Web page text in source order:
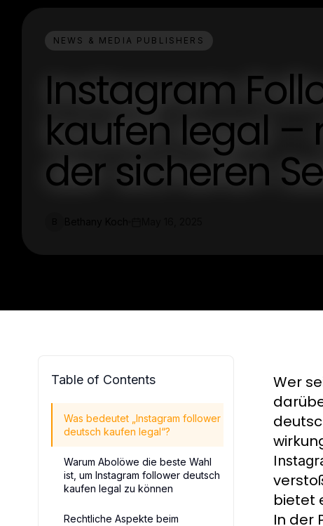
NEWS & MEDIA PUBLISHERS
Instagram
kaufen legal –
der sicheren
Table of Contents
Was bedeutet „Instagram follower
deutsch kaufen legal“?
Warum Abolöwe die beste Wahl
ist, um Instagram follower deutsch
kaufen legal zu können
Rechtliche Aspekte beim
Wer
bietet
In der